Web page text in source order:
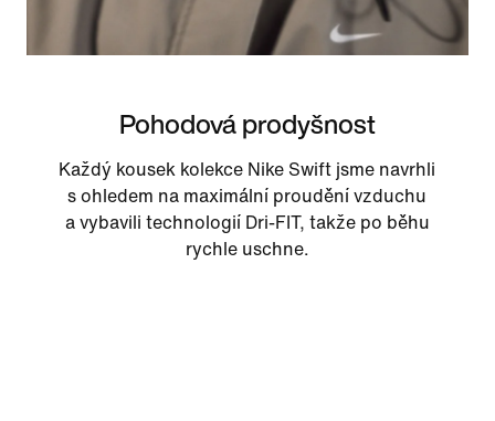
Pohodová prodyšnost
Každý kousek kolekce Nike Swift jsme navrhli
s ohledem na maximální proudění vzduchu
a vybavili technologií Dri-FIT, takže po běhu
rychle uschne.